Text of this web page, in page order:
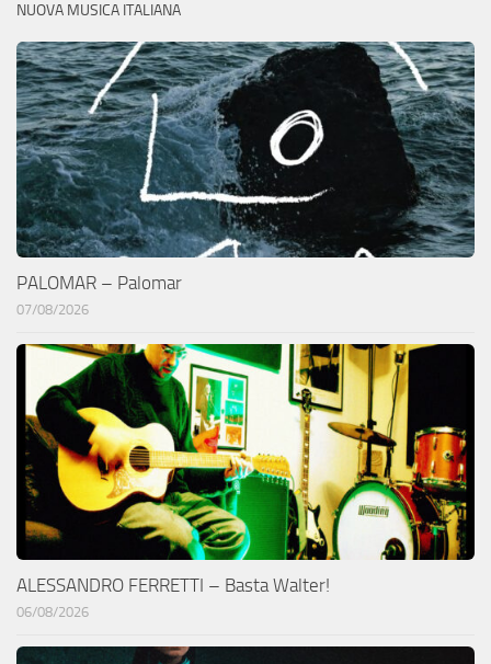
NUOVA MUSICA ITALIANA
PALOMAR – Palomar
07/08/2026
ALESSANDRO FERRETTI – Basta Walter!
06/08/2026